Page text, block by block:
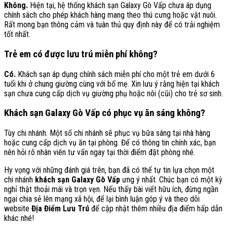
Không. Hiện tại, hệ thống khách sạn Galaxy Gò Vấp chưa áp dụng
chính sách cho phép khách hàng mang theo thú cưng hoặc vật nuôi.
Rất mong bạn thông cảm và tuân thủ quy định này để có trải nghiệm
tốt nhất.
Trẻ em có được lưu trú miễn phí không?
Có. Khách sạn áp dụng chính sách miễn phí cho một trẻ em dưới 6
tuổi khi ở chung giường cùng với bố mẹ. Xin lưu ý rằng hiện tại khách
sạn chưa cung cấp dịch vụ giường phụ hoặc nôi (cũi) cho trẻ sơ sinh.
Khách sạn Galaxy Gò Vấp có phục vụ ăn sáng không?
Tùy chi nhánh. Một số chi nhánh sẽ phục vụ bữa sáng tại nhà hàng
hoặc cung cấp dịch vụ ăn tại phòng. Để có thông tin chính xác, bạn
nên hỏi rõ nhân viên tư vấn ngay tại thời điểm đặt phòng nhé.
Hy vọng với những đánh giá trên, bạn đã có thể tự tin lựa chọn một
chi nhánh khách sạn Galaxy Gò Vấp ưng ý nhất. Chúc bạn có một kỳ
nghỉ thật thoải mái và trọn vẹn. Nếu thấy bài viết hữu ích, đừng ngần
ngại chia sẻ lên mạng xã hội, để lại bình luận góp ý và theo dõi
website Địa Điểm Lưu Trú để cập nhật thêm nhiều địa điểm hấp dẫn
khác nhé!